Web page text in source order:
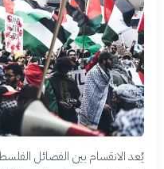
يُعد الانقسام بين الفصائل